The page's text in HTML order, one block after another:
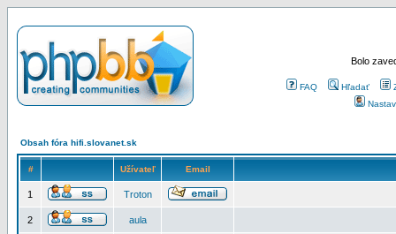
Bolo
FAQ Hľadať
Obsah fóra hifi.slovanet.sk
# Užívateľ Email
1 Troton
2 aula